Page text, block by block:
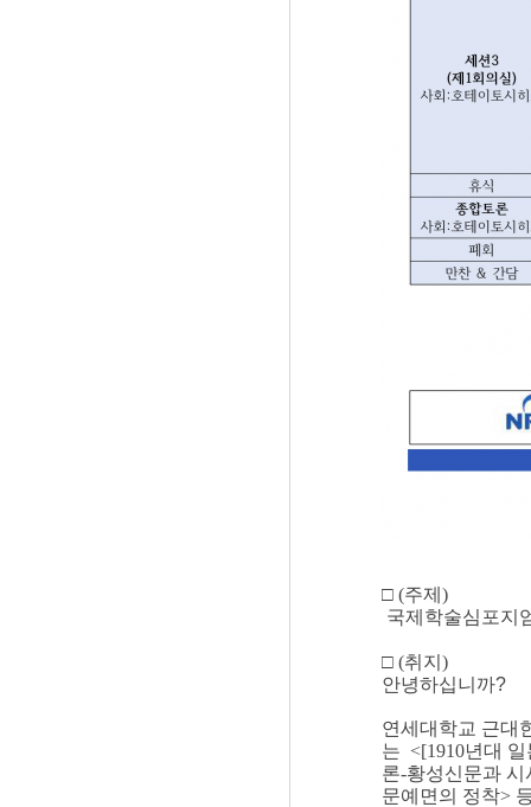
□ (주제 )
국제 학술심포지
□ (취지 )
안녕하십니까?
연세대학교 근대
는 <[1910년대
론-황성신문과
문예면의 정착>